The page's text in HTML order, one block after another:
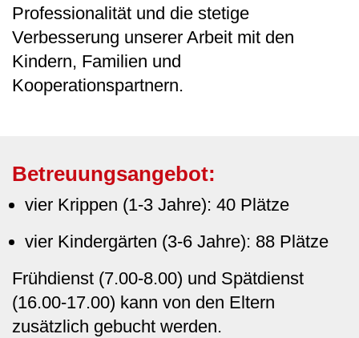
Professionalität und die stetige
Verbesserung unserer Arbeit mit den
Kindern, Familien und
Kooperationspartnern.
Betreuungsangebot:
vier Krippen (1-3 Jahre): 40 Plätze
vier Kindergärten (3-6 Jahre): 88 Plätze
Frühdienst (7.00-8.00) und Spätdienst
(16.00-17.00) kann von den Eltern
zusätzlich gebucht werden.